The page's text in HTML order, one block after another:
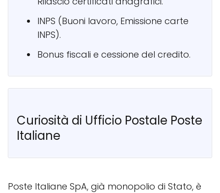
INPS (Buoni lavoro, Emissione carte
INPS).
Bonus fiscali e cessione del credito.
Curiosità di Ufficio Postale Poste
Italiane
Poste Italiane SpA, già monopolio di Stato, è